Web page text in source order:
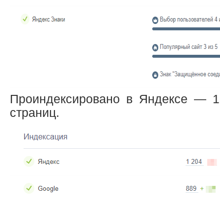
Проиндексировано в Яндексе —
страниц.